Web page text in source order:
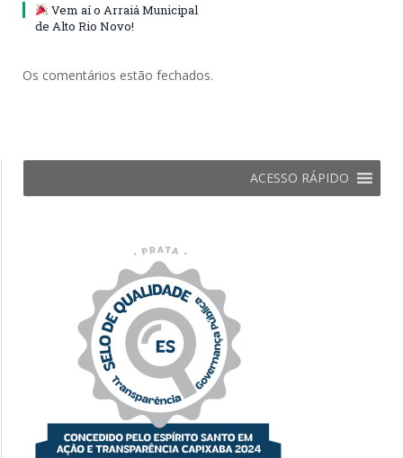
Vem aí o Arraiá Municipal
de Alto Rio Novo!
Os comentários estão fechados.
ACESSO RÁPIDO